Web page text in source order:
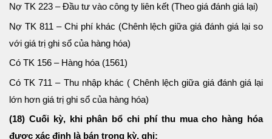
Nợ TK 223 – Đầu tư vào công ty liên kết (Theo giá đánh giá lại)
Nợ TK 811 – Chi phí khác (Chênh lệch giữa giá đánh giá lại so
với giá trị ghi sổ của hàng hóa)
Có TK 156 – Hàng hóa (1561)
Có TK 711 – Thu nhập khác ( Chênh lệch giữa giá đánh giá lại
lớn hơn giá trị ghi sổ của hàng hóa)
(18) Cuối kỳ, khi phân bổ chi phí thu mua cho hàng hóa
được xác định là bán trong kỳ, ghi: